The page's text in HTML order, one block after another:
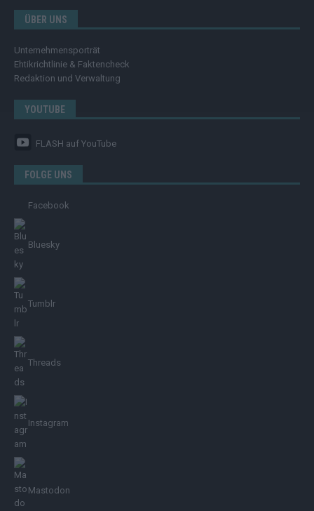
ÜBER UNS
Unternehmensporträt
Ehtikrichtlinie & Faktencheck
Redaktion und Verwaltung
YOUTUBE
FLASH auf YouTube
FOLGE UNS
Facebook
Bluesky
Tumblr
Threads
Instagram
Mastodon